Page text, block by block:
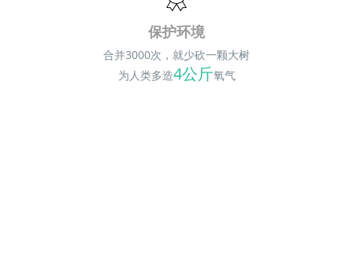
保护环境
合并3000次，就少砍一颗大树
为人类多造4公斤氧气